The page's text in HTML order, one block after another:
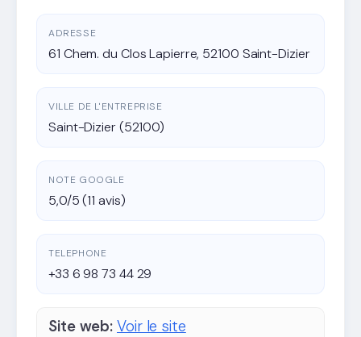
ADRESSE
61 Chem. du Clos Lapierre, 52100 Saint-Dizier
VILLE DE L'ENTREPRISE
Saint-Dizier (52100)
NOTE GOOGLE
5,0/5 (11 avis)
TELEPHONE
+33 6 98 73 44 29
Site web: Voir le site